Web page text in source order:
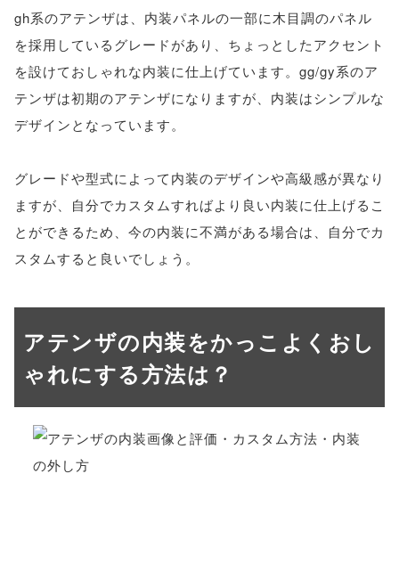
gh系のアテンザは、内装パネルの一部に木目調のパネル
を採用しているグレードがあり、ちょっとしたアクセント
を設けておしゃれな内装に仕上げています。gg/gy系のア
テンザは初期のアテンザになりますが、内装はシンプルな
デザインとなっています。
グレードや型式によって内装のデザインや高級感が異なり
ますが、自分でカスタムすればより良い内装に仕上げるこ
とができるため、今の内装に不満がある場合は、自分でカ
スタムすると良いでしょう。
アテンザの内装をかっこよくおし
ゃれにする方法は？